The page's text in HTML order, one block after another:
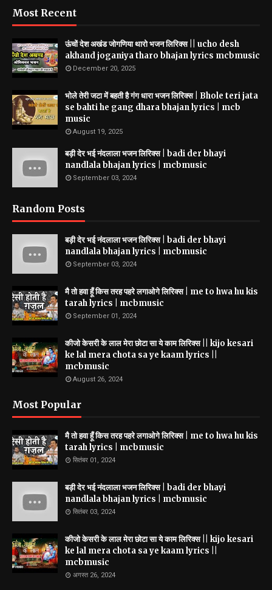
Most Recent
ऊंचों देश अखंड जोगणिया थारो भजन लिरिक्स || ucho desh
akhand joganiya tharo bhajan lyrics mcbmusic
December 20, 2025
भोले तेरी जटा में बहती है गंग धारा भजन लिरिक्स | Bhole teri jata
se bahti he gang dhara bhajan lyrics | mcb
music
August 19, 2025
बड़ी देर भई नंदलाला भजन लिरिक्स | badi der bhayi
nandlala bhajan lyrics | mcbmusic
September 03, 2024
Random Posts
बड़ी देर भई नंदलाला भजन लिरिक्स | badi der bhayi
nandlala bhajan lyrics | mcbmusic
September 03, 2024
मै तो हवा हूँ किस तरह पहरे लगाओगे लिरिक्स | me to hwa hu kis
tarah lyrics | mcbmusic
September 01, 2024
कीजो केसरी के लाल मेरा छोटा सा ये काम लिरिक्स || kijo kesari
ke lal mera chota sa ye kaam lyrics ||
mcbmusic
August 26, 2024
Most Popular
मै तो हवा हूँ किस तरह पहरे लगाओगे लिरिक्स | me to hwa hu kis
tarah lyrics | mcbmusic
सितंबर 01, 2024
बड़ी देर भई नंदलाला भजन लिरिक्स | badi der bhayi
nandlala bhajan lyrics | mcbmusic
सितंबर 03, 2024
कीजो केसरी के लाल मेरा छोटा सा ये काम लिरिक्स || kijo kesari
ke lal mera chota sa ye kaam lyrics ||
mcbmusic
अगस्त 26, 2024